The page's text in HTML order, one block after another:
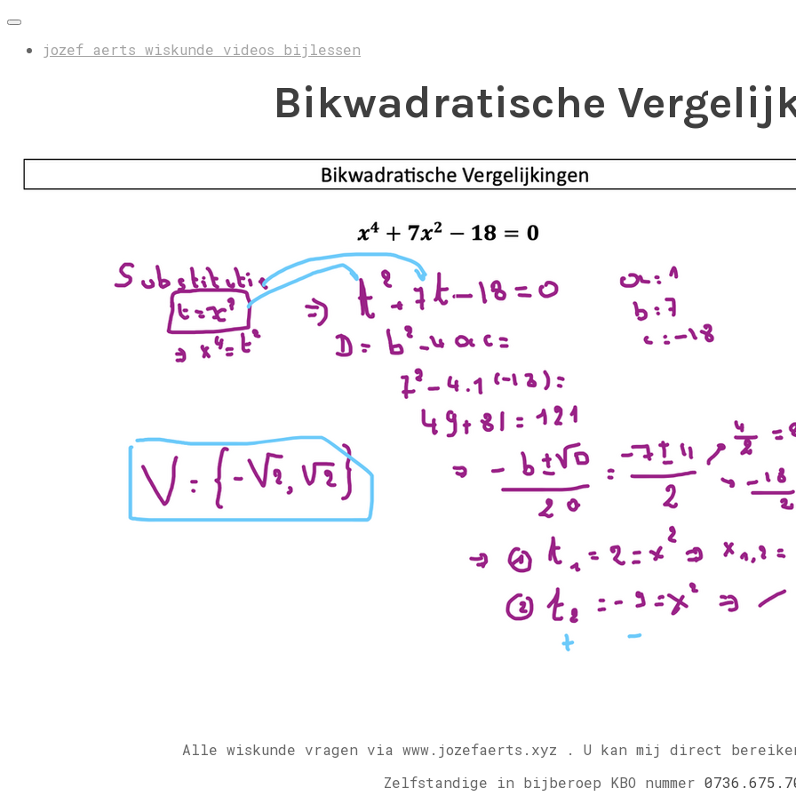
jozef aerts wiskunde videos bijlessen
Bikwadratische
Alle wiskunde vragen via www.jozefaerts.xyz . U kan mij direct
Zelfstandige in bijberoep KBO nummer